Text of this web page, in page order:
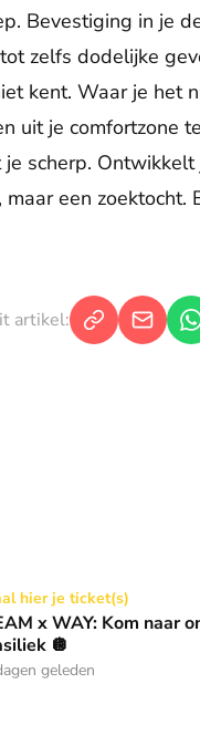
Bevestiging in je
zelfs dodelijke
kent. Waar je het
uit je comfortzone
scherp. Ontwikkelt
een zoektocht.
artikel:
naar ons
hier je ticket(s)
x WAY: Kom naar
🪩
geleden